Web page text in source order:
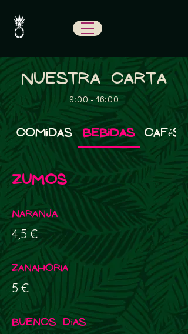
NUESTRA CARTA
9:00 - 16:00
Comidas Bebidas Cafés
ZUMOS
Naranja
4,5 €
Zanahoria
5 €
Buenos Días